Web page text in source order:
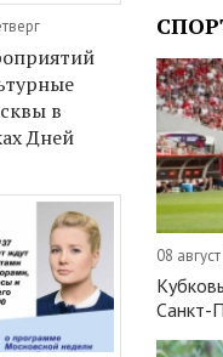
в
Дней
08
Санкт-